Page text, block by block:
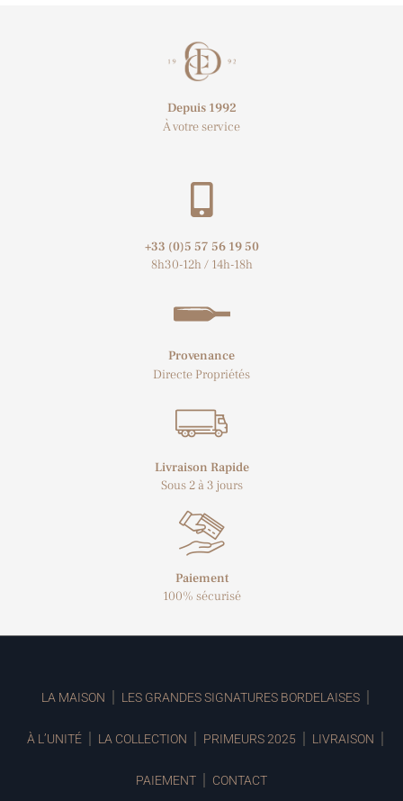
Depuis 1992
À votre service
+33 (0)5 57 56 19 50​
8h30-12h / 14h-18h
Provenance
Directe Propriétés
Livraison Rapide
Sous 2 à 3 jours
Paiement
100% sécurisé
LA MAISON LES GRANDES SIGNATURES BORDELAISES
À L’UNITÉ LA COLLECTION PRIMEURS 2025 LIVRAISON
PAIEMENT CONTACT